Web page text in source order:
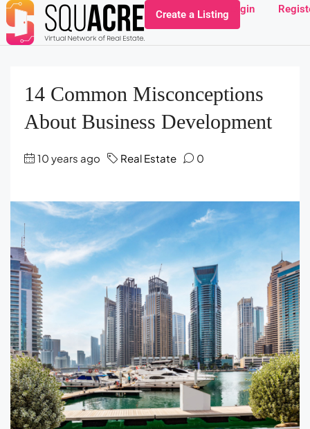
Create a Listing Login
14 Common Misconceptions
About Business Development
10 years ago Real Estate 0